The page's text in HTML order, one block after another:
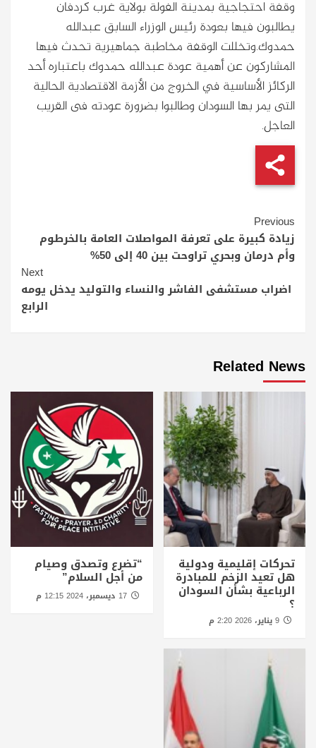
وقفة احتجاجية بمدينة الفولة بولاية غرب كردفان
يطالبون فيها بعودة رئيس الوزراء السابق عبدالله
حمدوك.وتخللت الوقفة مخاطبة جماهيرية تحدث فيها
المشاركون عن أهمية عودة عبدالله حمدوك باعتباره أحد
الركائز الأساسية في الخروج من الأزمة الاقتصادية الحالية
التى يمر بها السودان وطالبوا بضرورة عودته فى القريب
العاجل.
Continue
Reading
Previous
زيادة كبيرة على تعرفة المواصلات العامة بالخرطوم
وأم درمان وبحري تراوحت بين 40 إلى 50%
Next
اضراب مستشفى الفاشر والنساء والتوليد يدخل يومه
الرابع
Related News
تحركات إقليمية ودولية
هل تعيد الزخم للمبادرة
الرباعية بشأن السودان
؟
“تضرع وتصدق وصيام
من أجل السلام”
17 ديسمبر، 2024 12:15 م